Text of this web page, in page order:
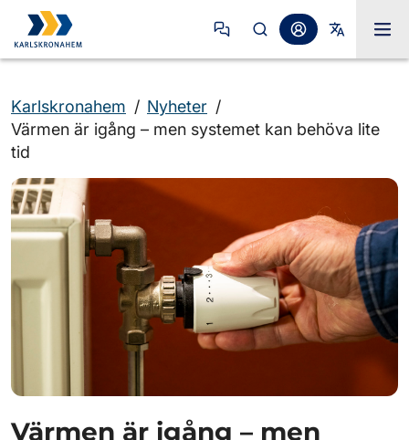
Karlskronahem / Nyheter /
Värmen är igång – men systemet kan behöva lite
tid
Värmen är igång – men